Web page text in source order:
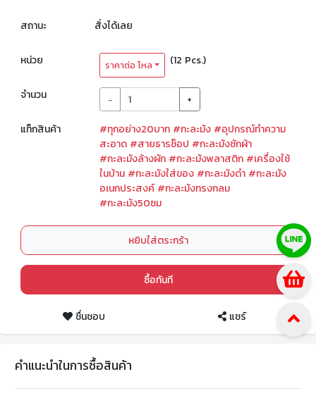
สถานะ สั่งได้เลย
หน่วย ราคาต่อ โหล (12 Pcs.)
จำนวน - +
แท็กสินค้า #ทุกอย่าง20บาท #กะละมัง #อุปกรณ์ทำความ
สะอาด #สายธารช็อป #กะละมังซักผ้า
#กะละมังล้างผัก #กะละมังพลาสติก #เครื่องใช้
ในบ้าน #กะละมังใส่ของ #กะละมังดำ #กะละมัง
อเนกประสงค์ #กะละมังทรงกลม
#กะละมัง50ซม
หยิบใส่ตระกร้า
ซื้อทันที
ชื่นชอบ แชร์
คำแนะนำในการซื้อสินค้า